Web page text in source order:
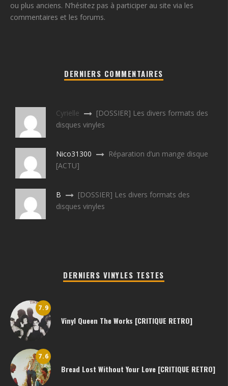
ou plus anciens. N’hésitez pas à participer au site via les
commentaires et les forums.
DERNIERS COMMENTAIRES
Cyrielle
[DOSSIER] Les divers formats des
disques vinyles
Nico31300
Réparation d’un mange disque
[ACTU]
B
[DOSSIER] Les divers formats des
disques vinyles
DERNIERS VINYLES TESTES
7.9
Vinyl Queen The Works [CRITIQUE RETRO]
7.6
Bread Lost Without Your Love [CRITIQUE RETRO]